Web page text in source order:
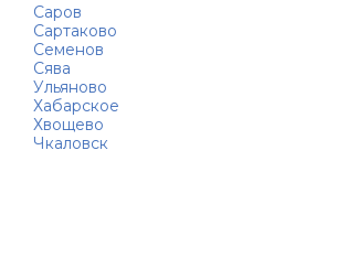
Саров
Сартаково
Семенов
Сява
Ульяново
Хабарское
Хвощево
Чкаловск